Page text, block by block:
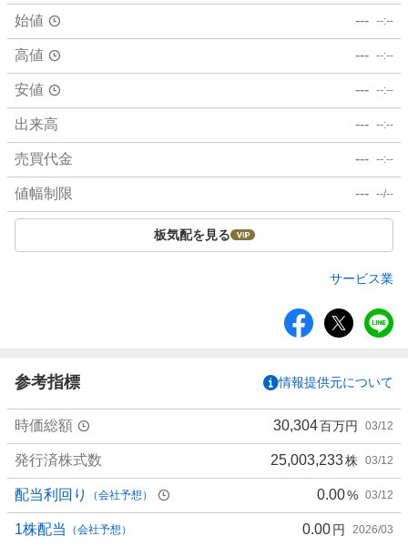
始値 --- --:--
高値 --- --:--
安値 --- --:--
出来高 --- --:--
売買代金 --- --:--
値幅制限 --- --/--
板気配を見る
サービス業
ア
参考指標 情報提供元について
時価総額 30,304百万円 03/12
発行済株式数 25,003,233株 03/12
配当利回り （会社予想） 0.00% 03/12
1株配当 （会社予想） 0.00円 2026/03